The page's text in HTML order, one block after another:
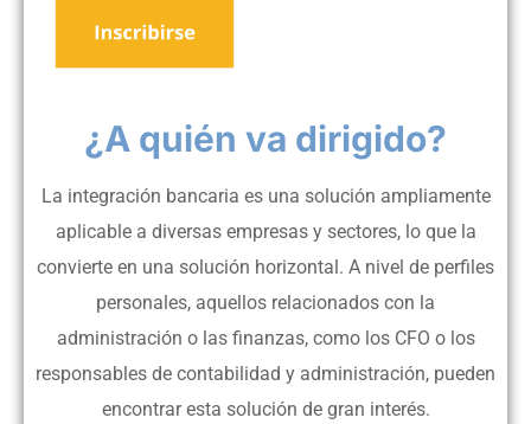
¿A quién va dirigido?
La integración bancaria es una solución ampliamente
aplicable a diversas empresas y sectores, lo que la
convierte en una solución horizontal. A nivel de perfiles
personales, aquellos relacionados con la
administración o las finanzas, como los CFO o los
responsables de contabilidad y administración, pueden
encontrar esta solución de gran interés.